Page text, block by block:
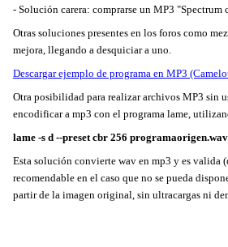
- Solución carera: comprarse un MP3 "Spectrum
Otras soluciones presentes en los foros como
mejora, llegando a desquiciar a uno.
Descargar ejemplo de programa en MP3
Otra posibilidad para realizar archivos MP3 sin
encodificar a mp3 con el programa lame,
lame -s d --preset cbr 256
Esta solución convierte wav en mp3 y es valida
recomendable en el caso que no se pueda
partir de la imagen original, sin ultracargas ni